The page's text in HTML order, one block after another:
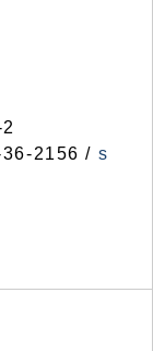
2156 / s